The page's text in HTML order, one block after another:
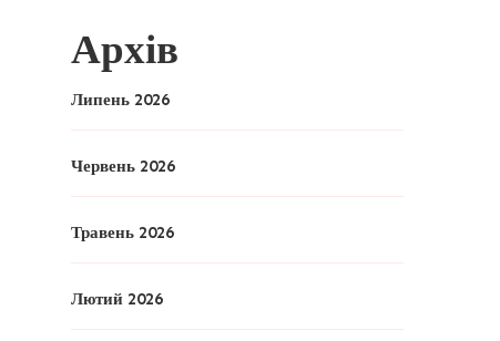
Архів
Липень 2026
Червень 2026
Травень 2026
Лютий 2026